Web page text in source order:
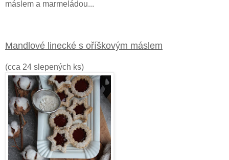
máslem a marmeládou...
Mandlové linecké s oříškovým máslem
(cca 24 slepených ks)